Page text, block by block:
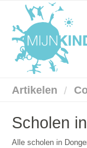
Artikelen
Scholen
Alle scholen in